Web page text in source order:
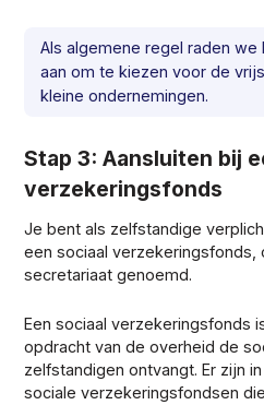
Als algemene regel raden we
aan om te kiezen voor de
kleine ondernemingen.
Stap 3: Aansluiten bij
verzekeringsfonds
Je bent als zelfstandige
een sociaal verzekeringsfonds,
secretariaat genoemd.
Een sociaal verzekeringsfonds
opdracht van de overheid de
zelfstandigen ontvangt. Er zijn
sociale verzekeringsfondsen